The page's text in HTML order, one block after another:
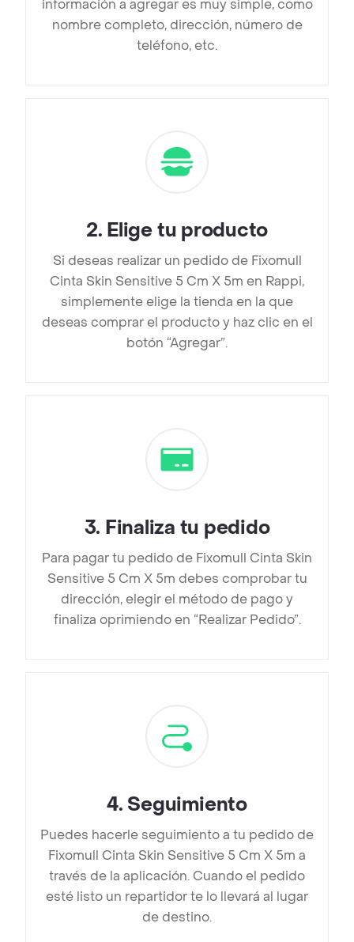
información a agregar es muy simple, como
nombre completo, dirección, número de
teléfono, etc.
2. Elige tu producto
Si deseas realizar un pedido de Fixomull
Cinta Skin Sensitive 5 Cm X 5m en Rappi,
simplemente elige la tienda en la que
deseas comprar el producto y haz clic en el
botón “Agregar”.
3. Finaliza tu pedido
Para pagar tu pedido de Fixomull Cinta Skin
Sensitive 5 Cm X 5m debes comprobar tu
dirección, elegir el método de pago y
finaliza oprimiendo en “Realizar Pedido”.
4. Seguimiento
Puedes hacerle seguimiento a tu pedido de
Fixomull Cinta Skin Sensitive 5 Cm X 5m a
través de la aplicación. Cuando el pedido
esté listo un repartidor te lo llevará al lugar
de destino.